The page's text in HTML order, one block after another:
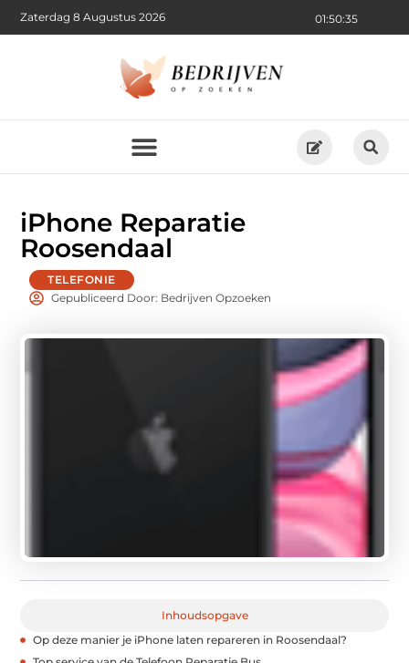
01:50:35
Zaterdag 8 Augustus 2026
iPhone Reparatie
Roosendaal
TELEFONIE
Gepubliceerd Door: Bedrijven Opzoeken
Inhoudsopgave
Op deze manier je iPhone laten repareren in Roosendaal?